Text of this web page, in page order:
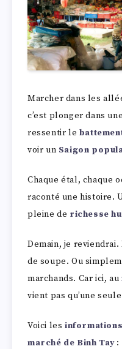
Marcher dans les
c’est plonger dans
ressentir le
voir un Saigon
Chaque étal, chaque
raconté une histoire.
pleine de richesse
Demain, je
de soupe. Ou
marchands. Car ici, au
vient pas qu’une
Voici les
marché de Binh Tay: